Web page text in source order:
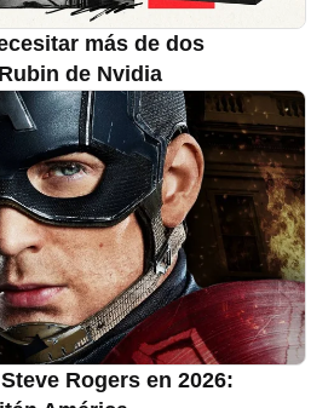
más de dos
de Nvidia
Rogers en 2026: